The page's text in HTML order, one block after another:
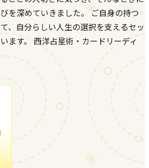
を深めていきました。 ご自身の持つ
、自分らしい人生の選択を支えるセッ
ます。 西洋占星術・カードリーディ